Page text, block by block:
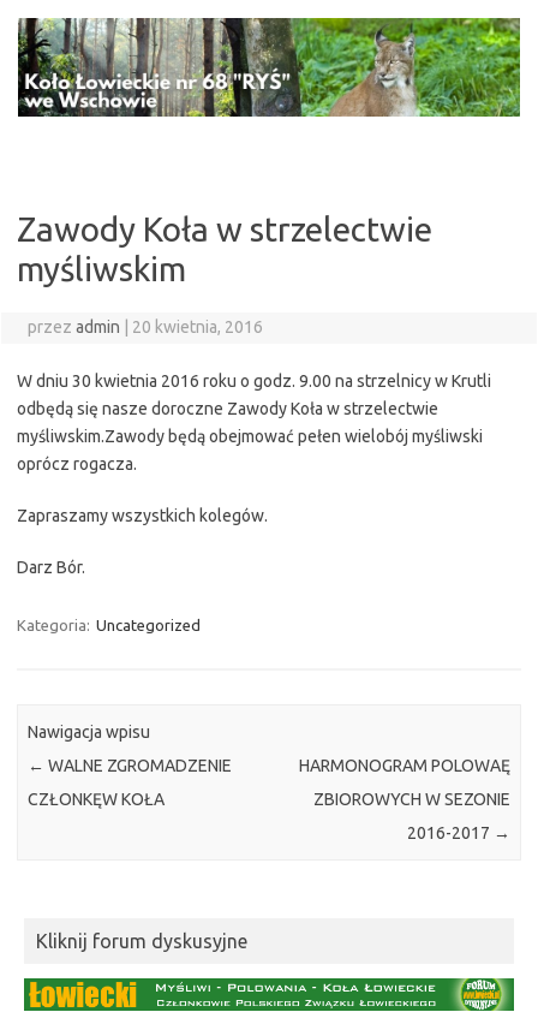
treści
Zawody Koła w strzelectwie
myśliwskim
przez admin 20 kwietnia, 2016
W dniu 30 kwietnia 2016 roku o godz. 9.00 na strzelnicy w Krutli
odbędą się nasze doroczne Zawody Koła w strzelectwie
myśliwskim.Zawody będą obejmować pełen wielobój myśliwski
oprócz rogacza.
Zapraszamy wszystkich kolegów.
Darz Bór.
Kategoria: Uncategorized
Nawigacja wpisu
← WALNE ZGROMADZENIE
CZŁONKĘW KOŁA
HARMONOGRAM POLOWAĘ
ZBIOROWYCH W SEZONIE
2016-2017 →
Kliknij forum dyskusyjne